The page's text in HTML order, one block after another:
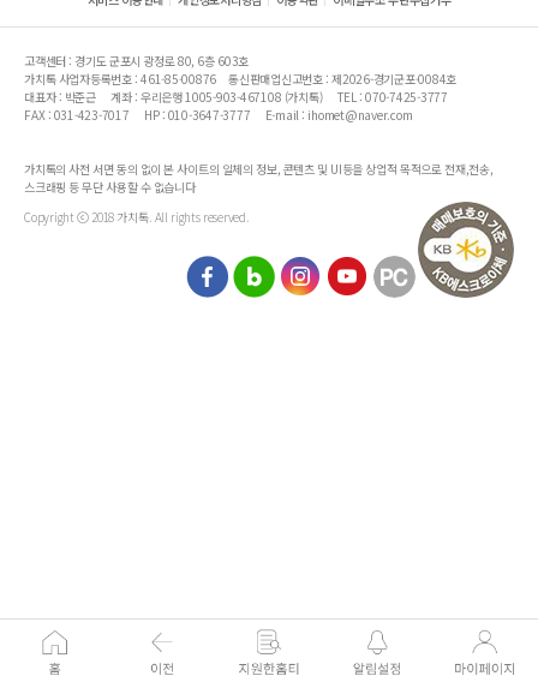
고객센터 : 경기도 군포시 광정로 80, 6층 603호
가치톡 사업자등록번호 : 461-85-00876
통신판매업신고번호 : 제2026-경기군포-0084호
대표자 : 박준근
계좌 : 우리은행 1005-903-467108 (가치톡)
TEL : 070-7425-3777
FAX : 031-423-7017
HP : 010-3647-3777 E-mail : ihomet@naver.com
가치톡의 사전 서면 동의 없이 본 사이트의 일체의 정보, 콘텐츠 및 UI등을 상업적 목적으로 전재,전송,
스크래핑 등 무단 사용할 수 없습니다
Copyright ⓒ 2018 가치톡. All rights reserved.